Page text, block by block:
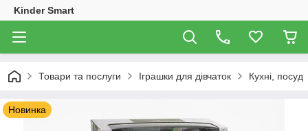
Kinder Smart
Товари та послуги Іграшки для дівчаток Кухні, посуд
Новинка